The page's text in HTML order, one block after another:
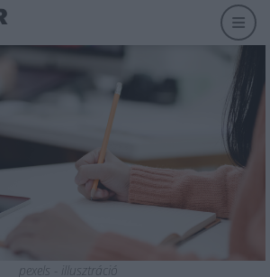
pexels - illusztráció